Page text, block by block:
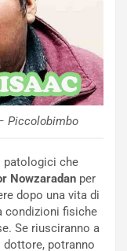
Piccolobimbo
patologici che
Nowzaradan per
dopo una vita di
condizioni fisiche
Se riusciranno a
potranno